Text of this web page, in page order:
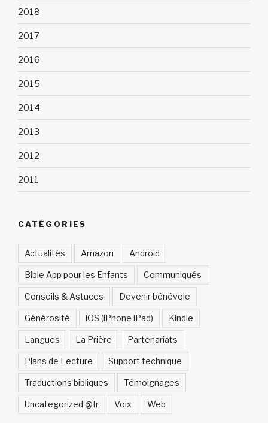
2018
2017
2016
2015
2014
2013
2012
2011
CATÉGORIES
Actualités Amazon Android
Bible App pour les Enfants Communiqués
Conseils & Astuces Devenir bénévole
Générosité iOS (iPhone iPad) Kindle
Langues La Prière Partenariats
Plans de Lecture Support technique
Traductions bibliques Témoignages
Uncategorized @fr Voix Web